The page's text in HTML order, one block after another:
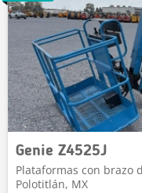
Genie Z4525J
Plataformas con brazo
Polotitlán, MX